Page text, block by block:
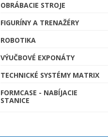
OBRÁBACIE STROJE
FIGURÍNY A TRENAŽÉRY
ROBOTIKA
VÝUČBOVÉ EXPONÁTY
TECHNICKÉ SYSTÉMY MATRIX
FORMCASE - NABÍJACIE
STANICE